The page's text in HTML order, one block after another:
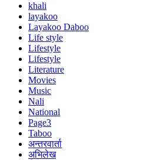
khali
layakoo
Layakoo Daboo
Life style
Lifestyle
Lifestyle
Literature
Movies
Music
Nali
National
Page3
Taboo
अन्तरवार्ता
अभिलेख